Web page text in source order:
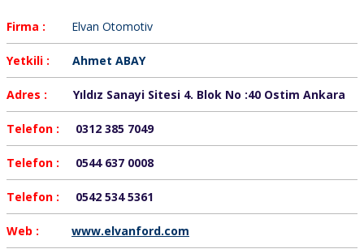
Firma : Elvan Otomotiv
Yetkili : Ahmet ABAY
Adres : Yıldız Sanayi Sitesi 4. Blok No :40 Ostim Ankara
Telefon : 0312 385 7049
Telefon : 0544 637 0008
Telefon : 0542 534 5361
Web : www.elvanford.com